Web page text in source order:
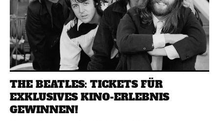
THE BEATLES: TICKETS FÜR
EXKLUSIVES KINO-ERLEBNIS
GEWINNEN!